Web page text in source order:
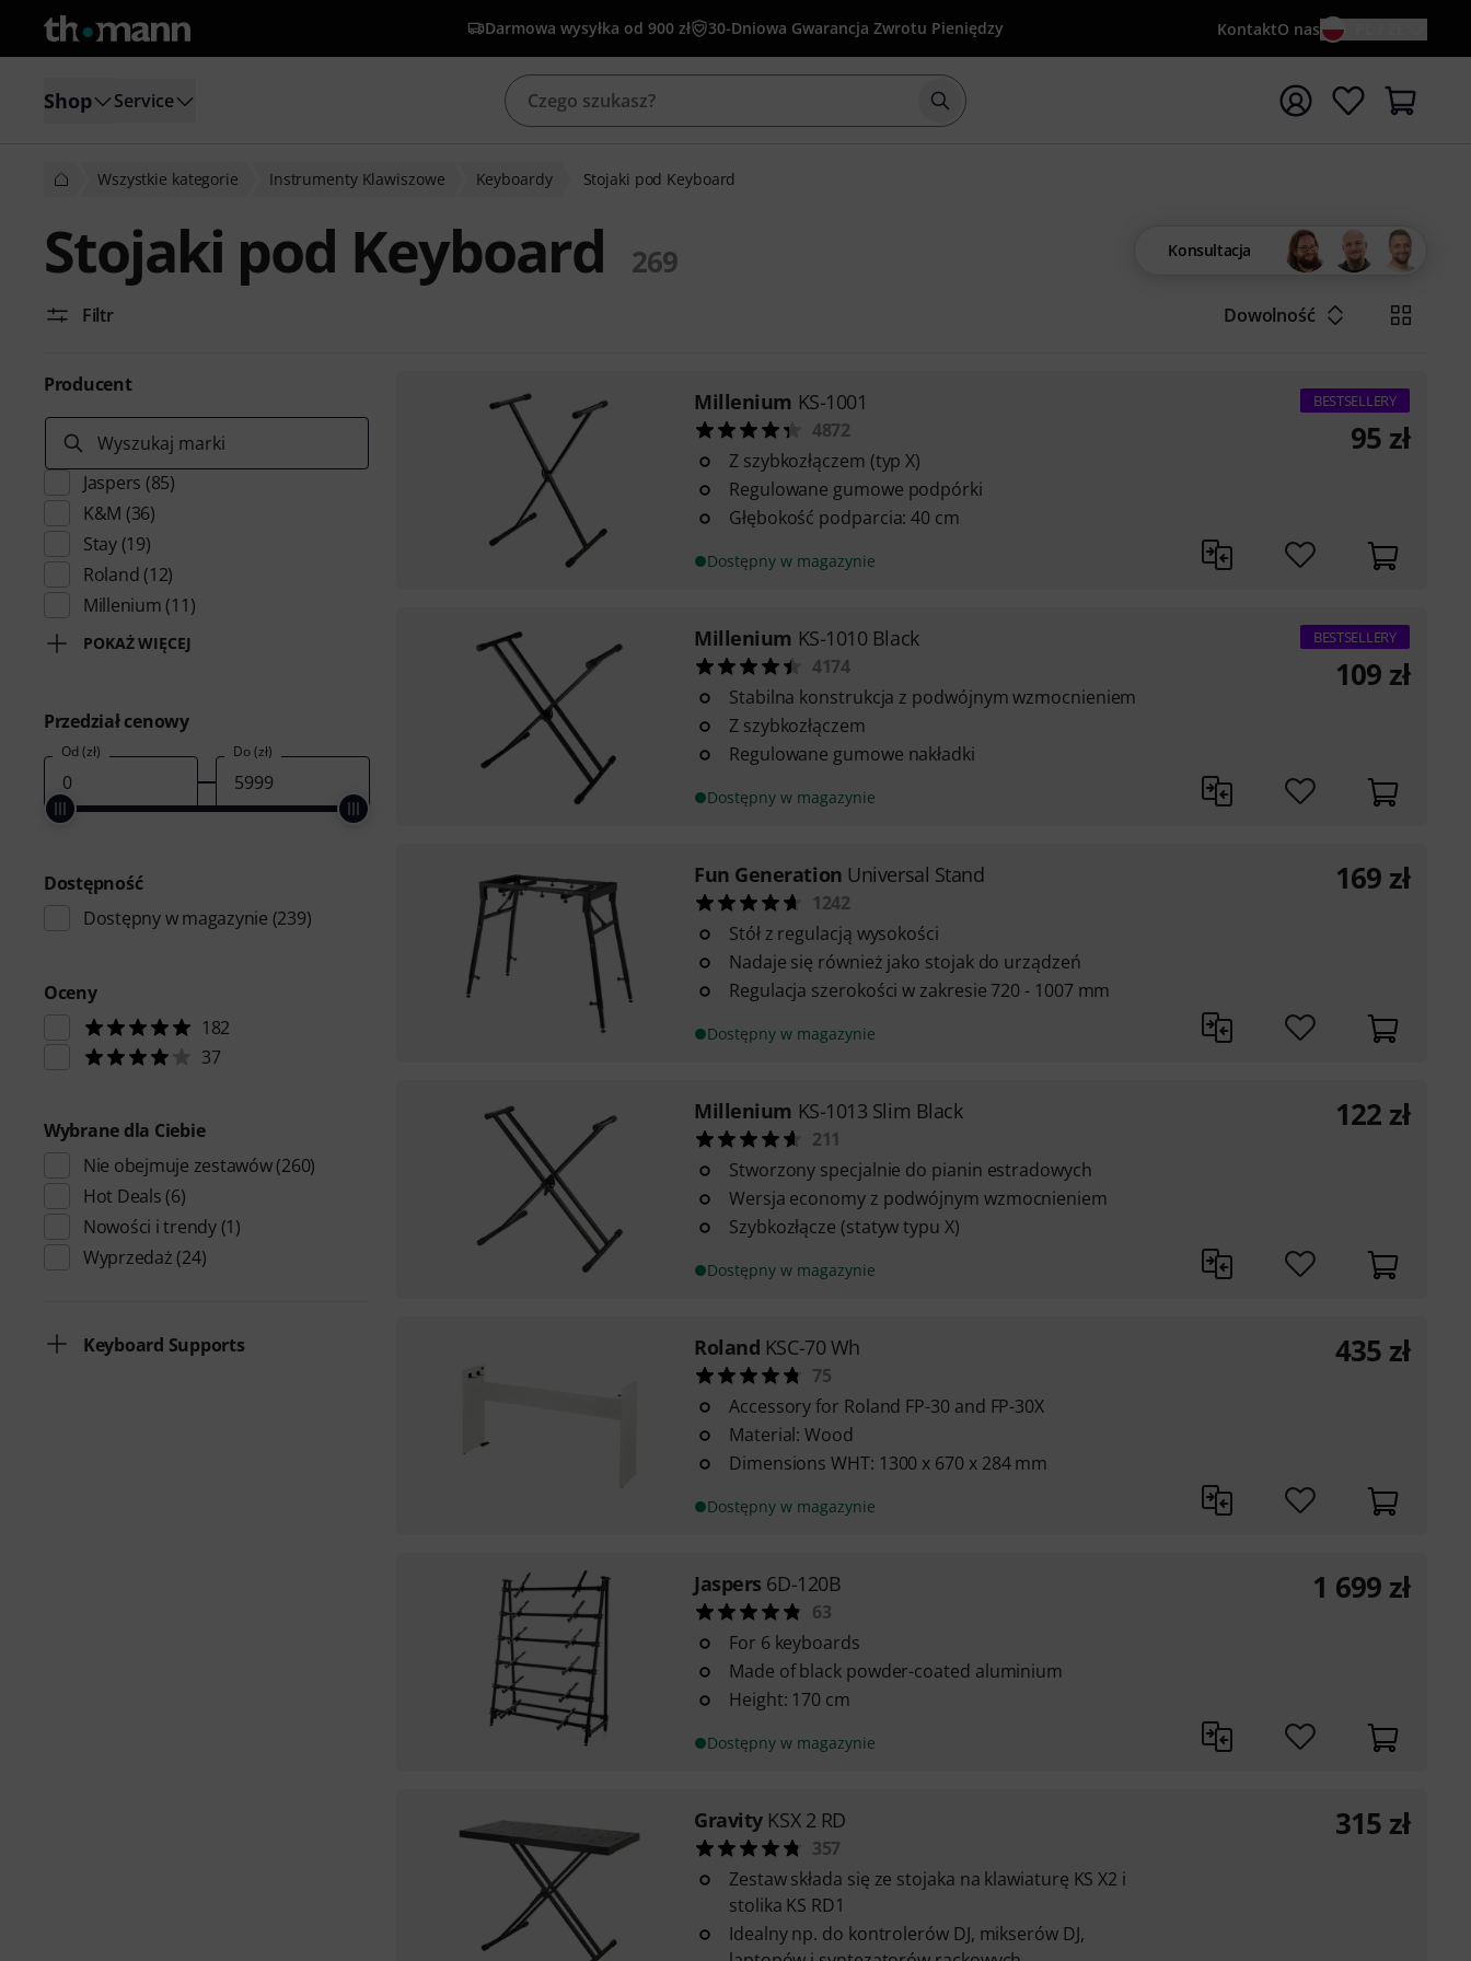
Darmowa wysyłka od 900 zł 30-Dniowa Gwarancja Zwrotu Pieniędzy KontaktO nas
Shop Service Rozpocznij wyszukiwanie od słowa kluczowego {searchTerm}
Wszystkie kategorie Instrumenty Klawiszowe Keyboardy Stojaki pod Keyboard
Stojaki pod Keyboard 269 Konsultacja
Filtr Dowolność
Producent
Wyszukaj marki
Jaspers (85)
K&M (36)
Stay(19)
Roland (12)
Millenium (11)
POKAŻ WIĘCEJ
Przedział cenowy
Od (zł) Do (zł)
Dostępność
Dostępny w magazynie (239)
Oceny
182
37
Wybrane dla Ciebie
Nie obejmuje zestawów(260)
Hot Deals (6)
Nowości i trendy(1)
Wyprzedaż (24)
Keyboard Supports
Millenium KS-1001
4872
Z szybkozłączem (typ X)
Regulowane gumowe podpórki
Głębokość podparcia: 40 cm
Dostępny w magazynie
BESTSELLERY
95 zł
Millenium KS-1010 Black
4174
Stabilna konstrukcja z podwójnym wzmocnieniem
Z szybkozłączem
Regulowane gumowe nakładki
Dostępny w magazynie
BESTSELLERY
109 zł
Fun Generation Universal Stand
1242
Stół z regulacją wysokości
Nadaje się również jako stojak do urządzeń
Regulacja szerokości w zakresie 720 - 1007 mm
Dostępny w magazynie
169 zł
Millenium KS-1013 Slim Black
211
Stworzony specjalnie do pianin estradowych
Wersja economy z podwójnym wzmocnieniem
Szybkozłącze (statyw typu X)
Dostępny w magazynie
122 zł
Roland KSC-70 Wh
75
Accessory for Roland FP-30 and FP-30X
Material: Wood
Dimensions WHT: 1300 x 670 x 284 mm
Dostępny w magazynie
435 zł
Jaspers 6D-120B
63
For 6 keyboards
Made of black powder-coated aluminium
Height: 170 cm
Dostępny w magazynie
1 699 zł
Gravity KSX 2 RD
357
Zestaw składa się ze stojaka na klawiaturę KS X2 i
stolika KS RD1
Idealny np. do kontrolerów DJ, mikserów DJ,
315 zł